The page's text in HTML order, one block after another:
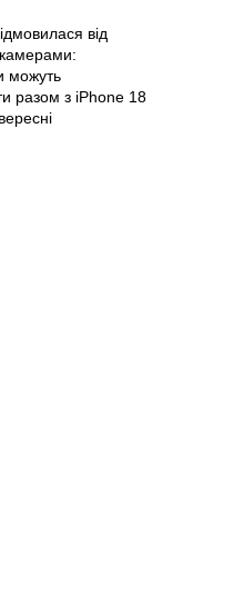
від
можуть
разом з iPhone 18